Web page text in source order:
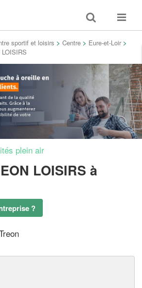
Toggle
search
Toggle
sportif et loisirs > Centre > Eure-et-Loir >
plein air
LOISIRS à
?